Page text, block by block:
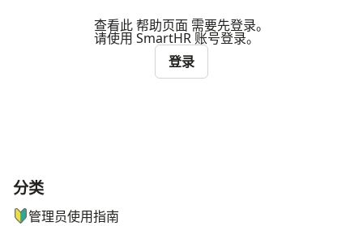
查看此 帮助页面 需要先登录。
请使用 SmartHR 账号登录。
登录
ナビゲーションメニュー
分类
管理员使用指南